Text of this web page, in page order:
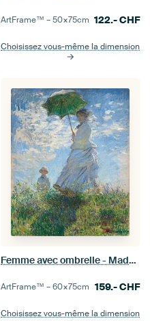
ArtFrame™ –50×75cm 122.-CHF
Choisissez vous-même la dimension
Femme avec ombrelle - Madame Monet et son fils, Claude Monet
ArtFrame™ –60×75cm 159.-CHF
Choisissez vous-même la dimension